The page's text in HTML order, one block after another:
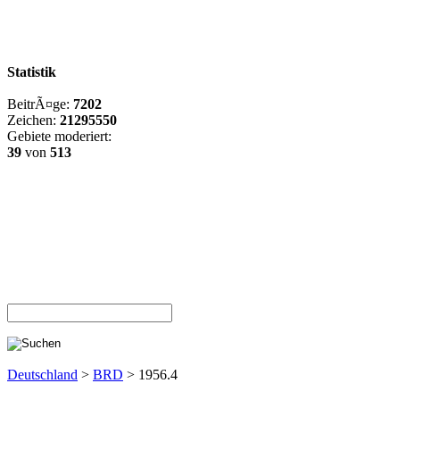
Statistik
BeitrÃ¤ge: 7202
Zeichen: 21295550
Gebiete moderiert:
39 von 513
Deutschland > BRD > 1956.4